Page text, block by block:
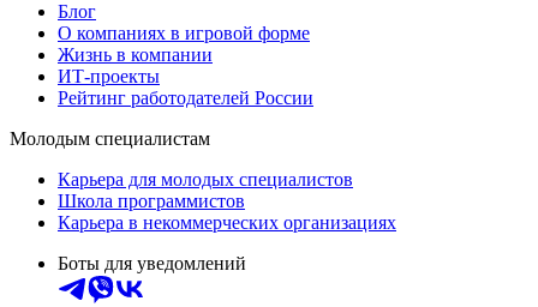
Блог
О компаниях в игровой форме
Жизнь в компании
ИТ-проекты
Рейтинг работодателей России
Молодым специалистам
Карьера для молодых специалистов
Школа программистов
Карьера в некоммерческих организациях
Боты для уведомлений